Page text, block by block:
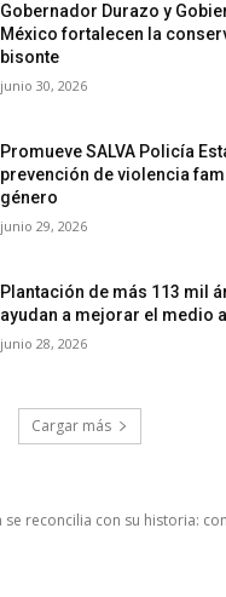
Gobernador Durazo y
México fortalecen la
bisonte
junio 30, 2026
Promueve SALVA Policía
prevención de violencia
género
junio 29, 2026
Plantación de más 113 mil
ayudan a mejorar el medio
junio 28, 2026
Cargar más